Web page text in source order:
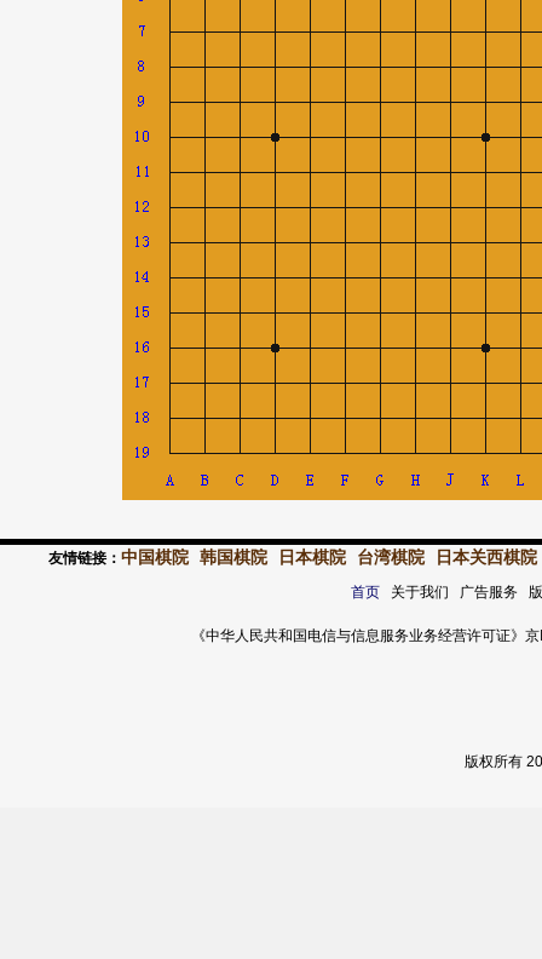
友情链接： 中国棋院 韩国棋院 日本棋院 台湾棋院 日本关西棋院
首页关于我们 广告服务
《中华人民共和国电信与信息服务业务经营许可证
版权所有